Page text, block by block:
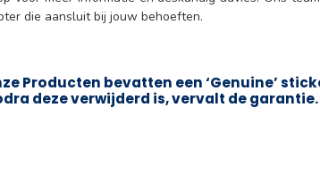
die aansluit bij jouw behoeften.
Producten bevatten een ‘Genuine’
deze verwijderd is, vervalt de garantie.